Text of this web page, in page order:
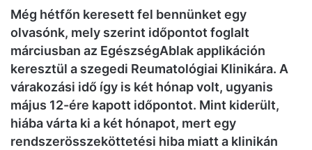
Még hétfőn keresett fel bennünket egy
olvasónk, mely szerint időpontot foglalt
márciusban az EgészségAblak applikáción
keresztül a szegedi Reumatológiai Klinikára. A
várakozási idő így is két hónap volt, ugyanis
május 12-ére kapott időpontot. Mint kiderült,
hiába várta ki a két hónapot, mert egy
rendszerösszeköttetési hiba miatt a klinikán